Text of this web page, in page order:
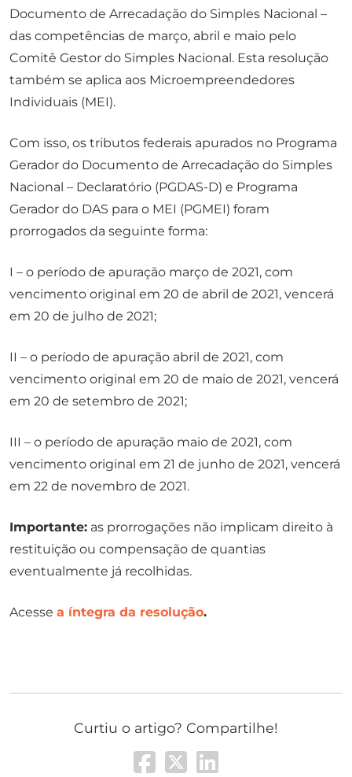
Documento de Arrecadação do Simples Nacional –
das competências de março, abril e maio pelo
Comitê Gestor do Simples Nacional. Esta resolução
também se aplica aos Microempreendedores
Individuais (MEI).
Com isso, os tributos federais apurados no Programa
Gerador do Documento de Arrecadação do Simples
Nacional – Declaratório (PGDAS-D) e Programa
Gerador do DAS para o MEI (PGMEI) foram
prorrogados da seguinte forma:
I – o período de apuração março de 2021, com
vencimento original em 20 de abril de 2021, vencerá
em 20 de julho de 2021;
II – o período de apuração abril de 2021, com
vencimento original em 20 de maio de 2021, vencerá
em 20 de setembro de 2021;
III – o período de apuração maio de 2021, com
vencimento original em 21 de junho de 2021, vencerá
em 22 de novembro de 2021.
Importante: as prorrogações não implicam direito à
restituição ou compensação de quantias
eventualmente já recolhidas.
Acesse a íntegra da resolução.
Curtiu o artigo? Compartilhe!